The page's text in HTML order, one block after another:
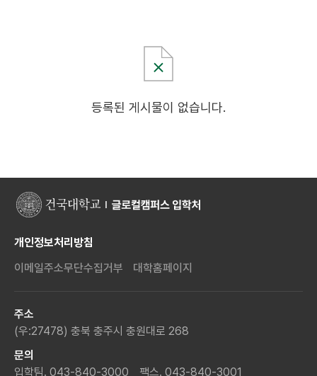
등록된 게시물이 없습니다.
개인정보처리방침
이메일주소무단수집거부
대학홈페이지
주소
(우:27478) 충북 충주시 충원대로 268
문의
입학팀. 043-840-3000
팩스. 043-840-3001